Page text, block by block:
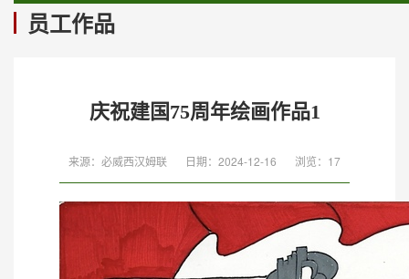
员工作品
庆祝建国75周年绘画作品1
来源：必威西汉姆联 日期：2024-12-16 浏览： 17